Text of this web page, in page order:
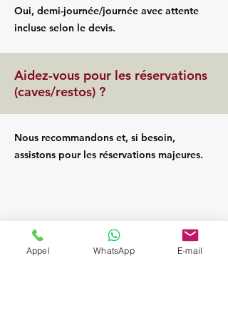
Oui, demi-journée/journée avec attente
incluse selon le devis.
Aidez-vous pour les réservations
(caves/restos) ?
Nous recommandons et, si besoin,
assistons pour les réservations majeures.
Appel WhatsApp E-mail